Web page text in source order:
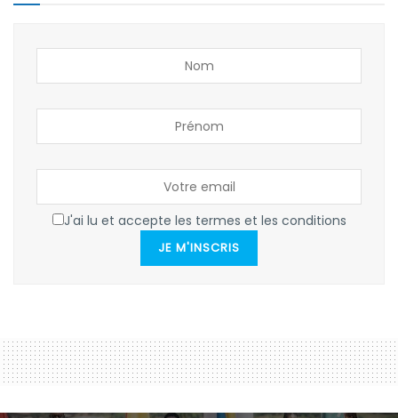
J'ai lu et accepte les termes et les conditions
JE M'INSCRIS